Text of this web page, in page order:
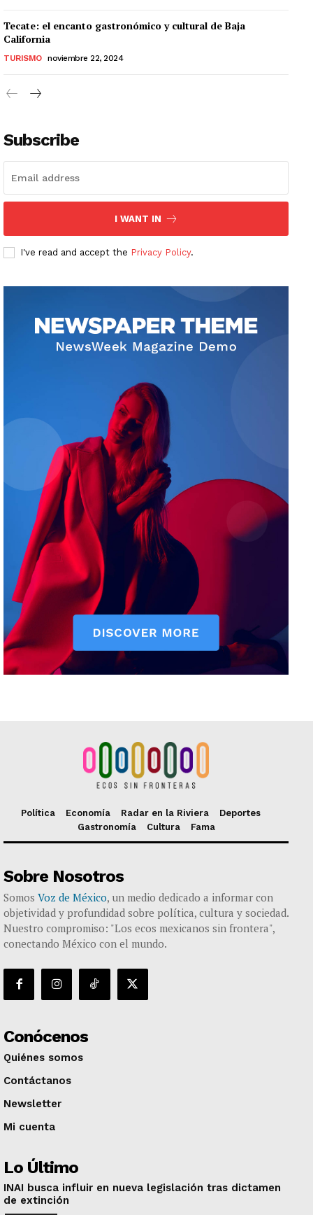
Tecate: el encanto gastronómico y cultural de Baja
California
TURISMO noviembre 22, 2024
Subscribe
I WANT IN
I've read and accept the Privacy Policy.
Política Economía Radar en la Riviera
Deportes
Gastronomía
Cultura Fama
Sobre Nosotros
Somos Voz de México, un medio dedicado a informar con
objetividad y profundidad sobre política, cultura y sociedad.
Nuestro compromiso: "Los ecos mexicanos sin frontera",
conectando México con el mundo.
Conócenos
Quiénes somos
Contáctanos
Newsletter
Mi cuenta
Lo Último
INAI busca influir en nueva legislación tras dictamen
de extinción